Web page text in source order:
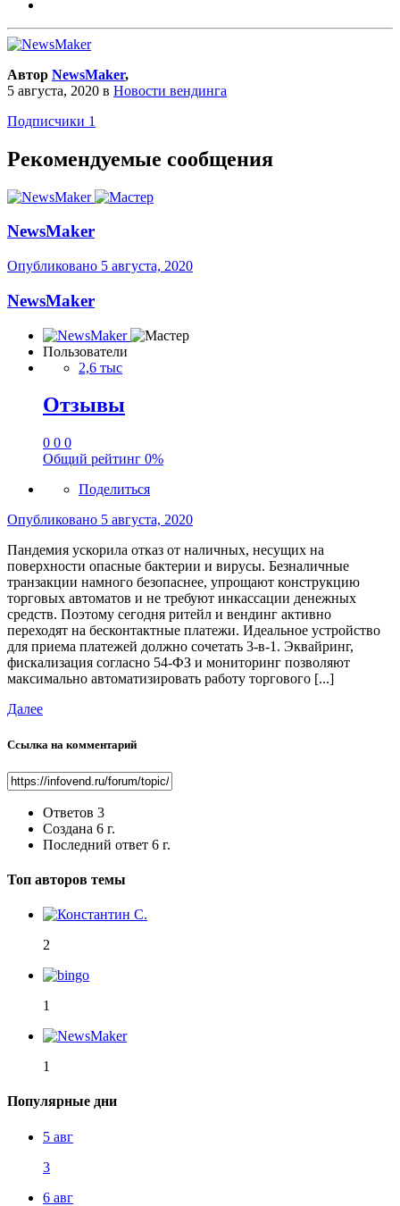
Автор NewsMaker,
5 августа, 2020 в Новости вендинга
Подписчики 1
Рекомендуемые сообщения
NewsMaker
Опубликовано 5 августа, 2020
NewsMaker
Пользователи
2,6 тыс
Отзывы
0 0 0
Общий рейтинг 0%
Поделиться
Опубликовано 5 августа, 2020
Пандемия ускорила отказ от наличных, несущих на
поверхности опасные бактерии и вирусы. Безналичные
транзакции намного безопаснее, упрощают конструкцию
торговых автоматов и не требуют инкассации денежных
средств. Поэтому сегодня ритейл и вендинг активно
переходят на бесконтактные платежи. Идеальное устройство
для приема платежей должно сочетать 3-в-1. Эквайринг,
фискализация согласно 54-ФЗ и мониторинг позволяют
максимально автоматизировать работу торгового [...]
Далее
Ссылка на комментарий
Ответов 3
Создана 6 г.
Последний ответ 6 г.
Топ авторов темы
2
1
1
Популярные дни
5 авг
3
6 авг